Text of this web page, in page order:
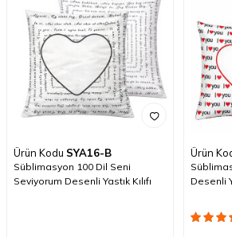
Ürün Kodu SYA16-B
Süblimasyon 100 Dil Seni
Seviyorum Desenli Yastık Kılıfı
Ürün
Desenli